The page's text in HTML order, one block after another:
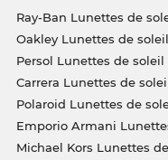
Ray-Ban Lunettes de
Oakley Lunettes de soleil
Persol Lunettes de soleil
Carrera Lunettes de
Polaroid Lunettes de
Emporio Armani
Michael Kors Lunettes